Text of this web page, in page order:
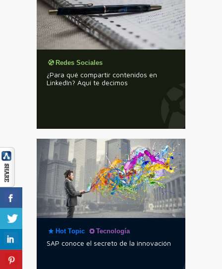
Redes Sociales
¿Para qué compartir contenidos en
LinkedIn? Aquí te decimos
Hot Topic Tecnología
SAP conoce el secreto de la innovación